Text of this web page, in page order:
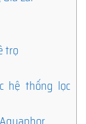
trọ
hệ thống lọc